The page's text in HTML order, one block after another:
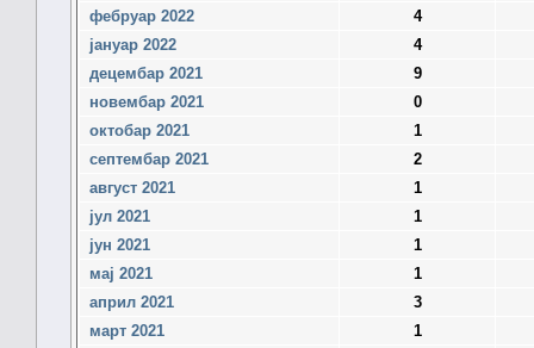
фебруар 2022
4
јануар 2022
4
децембар 2021
9
новембар 2021
0
октобар 2021
1
септембар 2021
2
август 2021
1
јул 2021
1
јун 2021
1
мај 2021
1
април 2021
3
март 2021
1